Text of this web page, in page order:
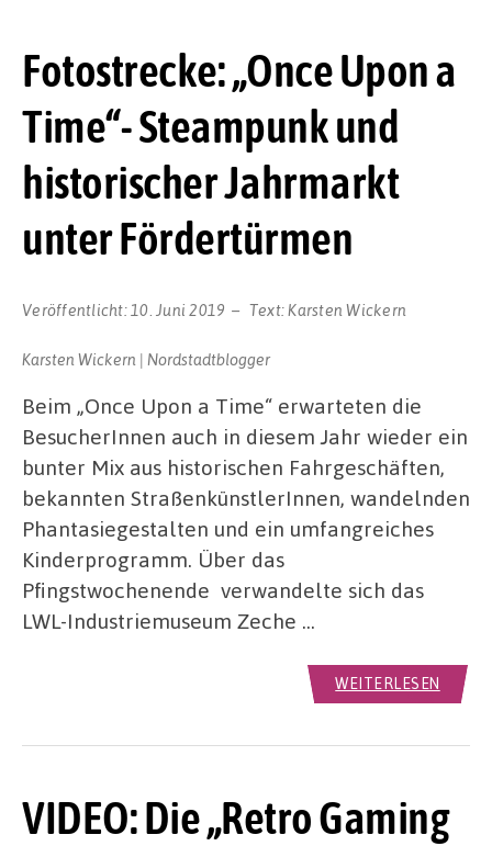
Fotostrecke: „Once Upon a
Time“- Steampunk und
historischer Jahrmarkt
unter Fördertürmen
Veröffentlicht: 10. Juni 2019 Text: Karsten Wickern
Karsten Wickern | Nordstadtblogger
Beim „Once Upon a Time“ erwarteten die
BesucherInnen auch in diesem Jahr wieder ein
bunter Mix aus historischen Fahrgeschäften,
bekannten StraßenkünstlerInnen, wandelnden
Phantasiegestalten und ein umfangreiches
Kinderprogramm. Über das
Pfingstwochenende verwandelte sich das
LWL-Industriemuseum Zeche …
WEITERLESEN
VIDEO: Die „Retro Gaming